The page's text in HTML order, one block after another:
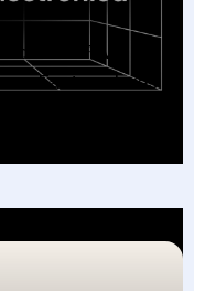
en la FEV
Facturadores